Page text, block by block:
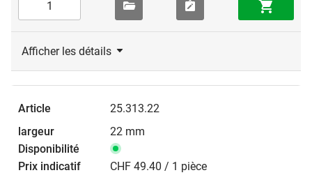
Afficher les détails
25.313.22
22 mm
CHF 49.40 / 1 pièce